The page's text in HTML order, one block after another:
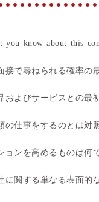
you know about this
接で尋ねられる確率の
およびサービスとの最
の仕事をするのとは対
ョンを高めるものは何
に関する単なる表面的